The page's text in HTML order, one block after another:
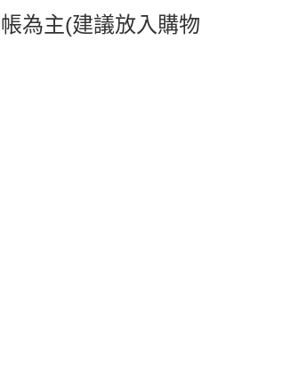
查看運費
為主(建議放入購物